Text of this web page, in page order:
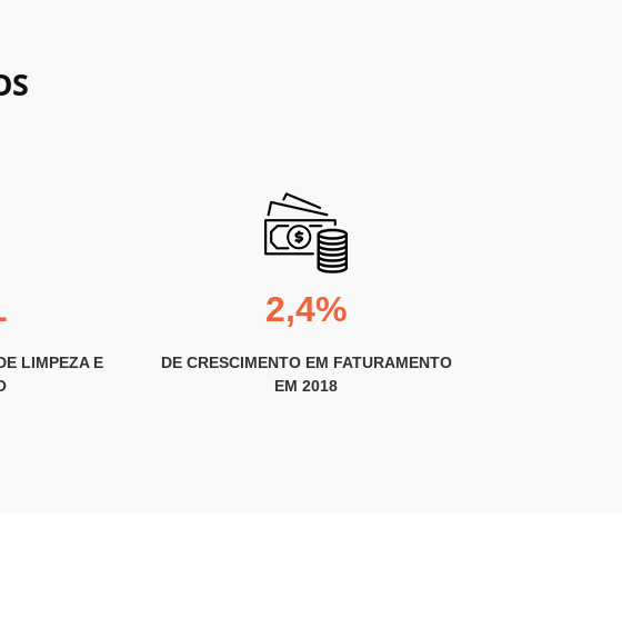
LIMPEZA E
2,4%
DE CRESCIMENTO EM FATURAMENTO
EM 2018